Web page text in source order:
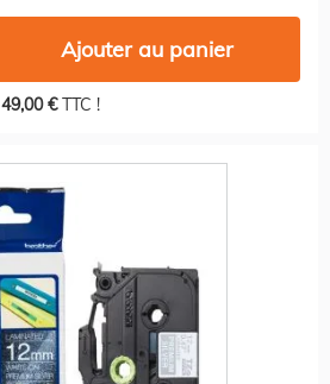
Ajouter au panier
49,00 €TTC !